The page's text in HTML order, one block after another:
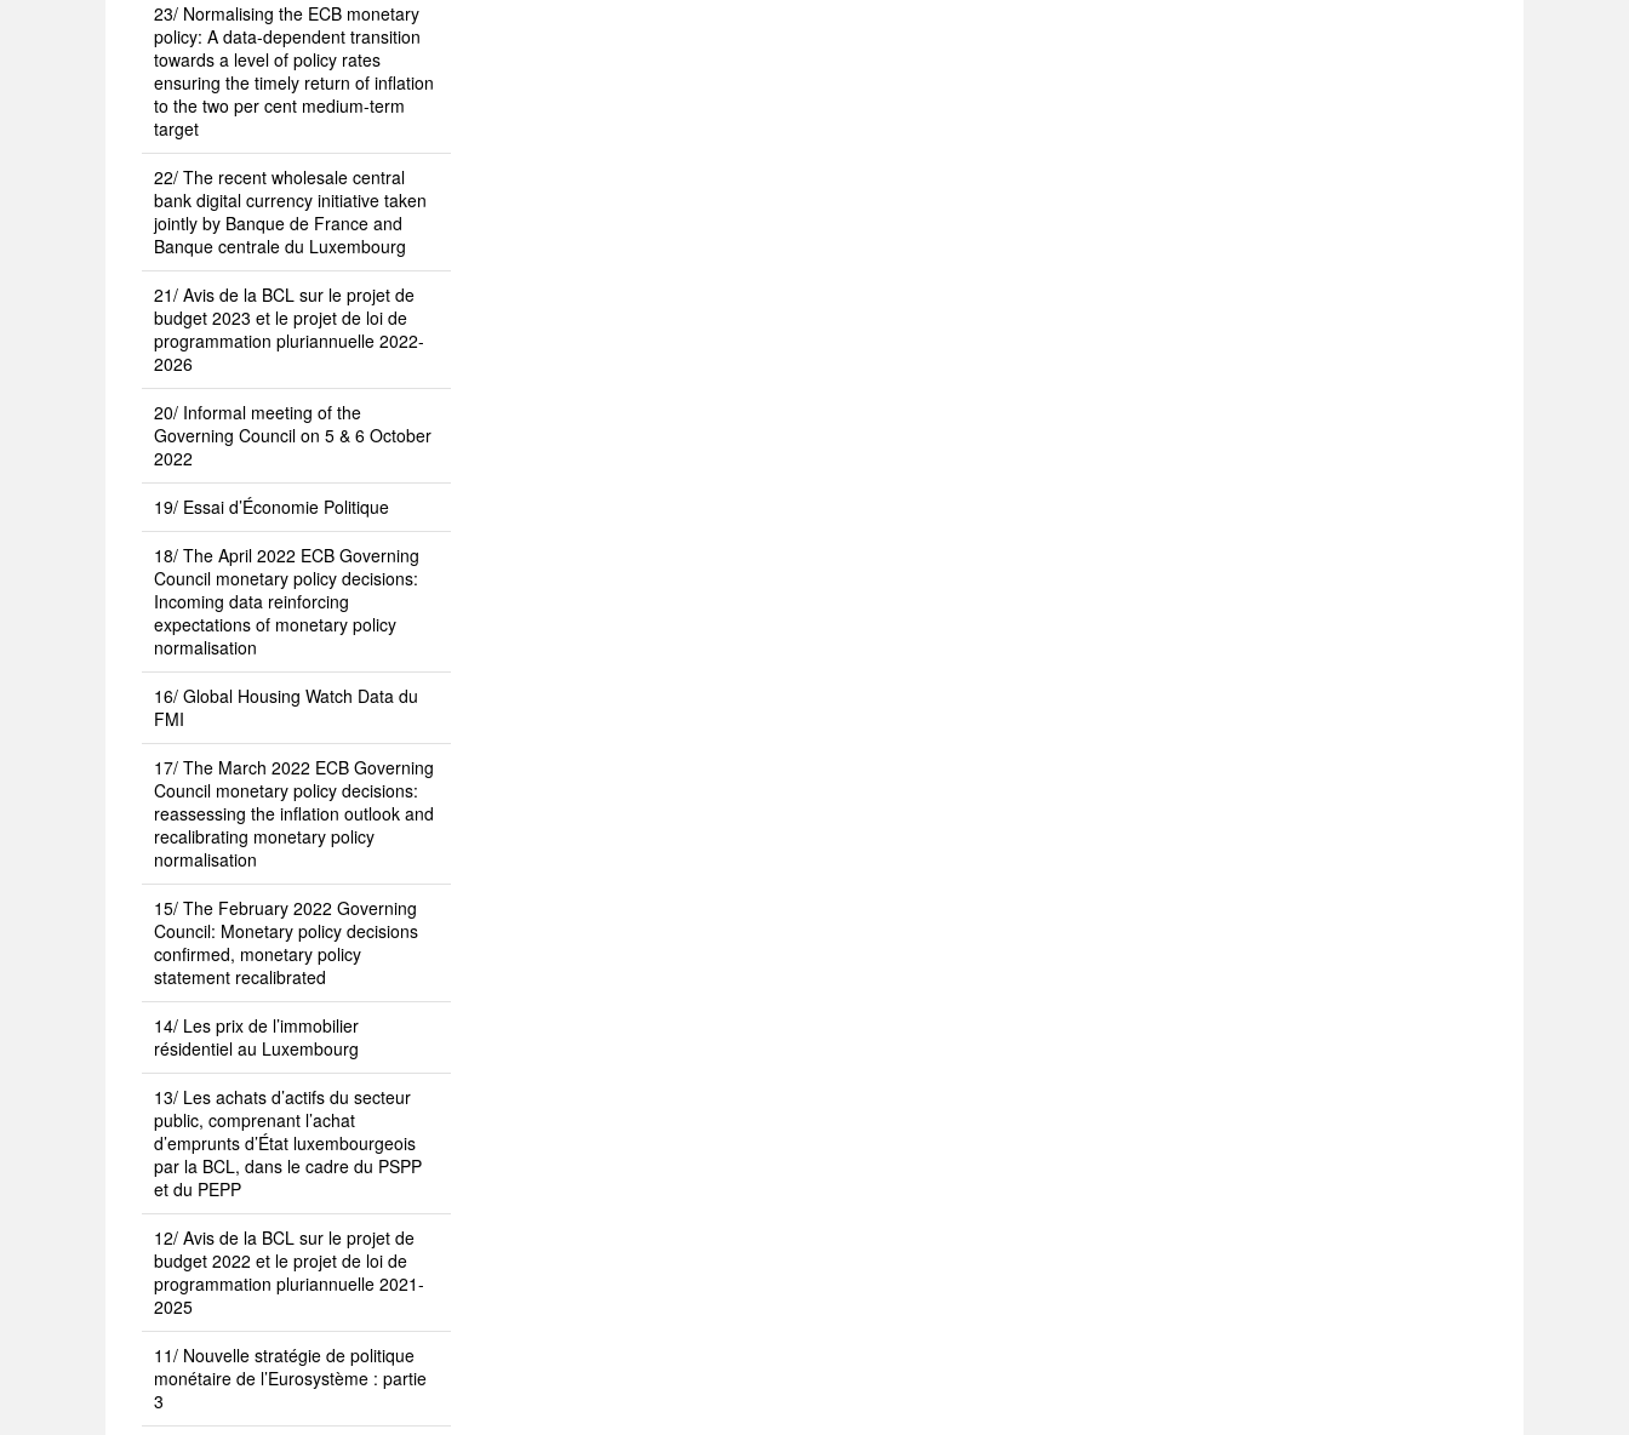
23/ Normalising the ECB monetary
policy: A data-dependent transition
towards a level of policy rates
ensuring the timely return of inflation
to the two per cent medium-term
target
22/ The recent wholesale central
bank digital currency initiative taken
jointly by Banque de France and
Banque centrale du Luxembourg
21/ Avis de la BCL sur le projet de
budget 2023 et le projet de loi de
programmation pluriannuelle 2022-
2026
20/ Informal meeting of the
Governing Council on 5 & 6 October
2022
19/ Essai d’Économie Politique
18/ The April 2022 ECB Governing
Council monetary policy decisions:
Incoming data reinforcing
expectations of monetary policy
normalisation
16/ Global Housing Watch Data du
FMI
17/ The March 2022 ECB Governing
Council monetary policy decisions:
reassessing the inflation outlook and
recalibrating monetary policy
normalisation
15/ The February 2022 Governing
Council: Monetary policy decisions
confirmed, monetary policy
statement recalibrated
14/ Les prix de l’immobilier
résidentiel au Luxembourg
13/ Les achats d’actifs du secteur
public, comprenant l’achat
d’emprunts d’État luxembourgeois
par la BCL, dans le cadre du PSPP
et du PEPP
12/ Avis de la BCL sur le projet de
budget 2022 et le projet de loi de
programmation pluriannuelle 2021-
2025
11/ Nouvelle stratégie de politique
monétaire de l’Eurosystème : partie
3